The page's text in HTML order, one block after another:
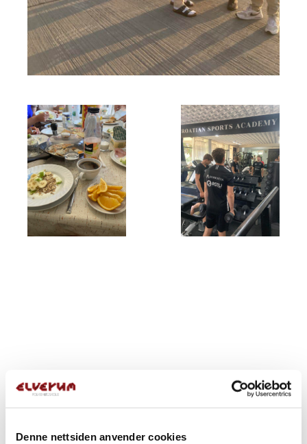
Denne nettsiden anvender cookies